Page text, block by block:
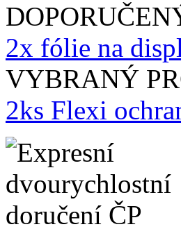
2x fólie na
VYBRANÝ
2ks Flexi